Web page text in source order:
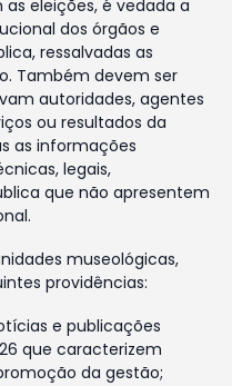
eleições, é vedada a
dos órgãos e
ressalvadas as
Também devem ser
autoridades, agentes
ou resultados da
as informações
legais,
que não apresentem
museológicas,
providências:
e publicações
que caracterizem
da gestão;